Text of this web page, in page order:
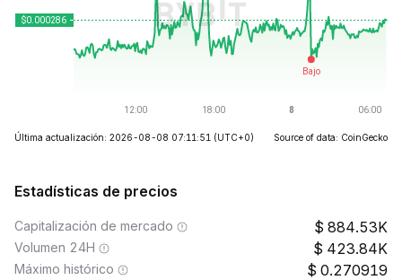
Última actualización: 2026-08-08 07:11:51 (UTC+0) Source of data: CoinGecko
Estadísticas de precios
Capitalización de mercado 884.53K
Volumen 24H 423.84K
Máximo histórico 0.270919